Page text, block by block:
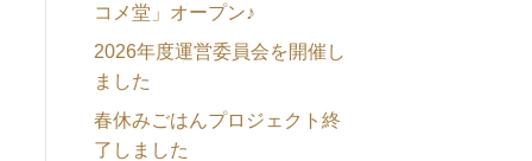
コメ堂」オープン♪
2026年度運営委員会を開催し
ました
春休みごはんプロジェクト終
了しました